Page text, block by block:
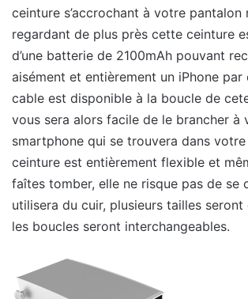
ceinture s’accrochant à votre pantalon
regardant de plus près cette ceinture
d’une batterie de 2100mAh pouvant
aisément et entièrement un iPhone par
cable est disponible à la boucle de
vous sera alors facile de le brancher à
smartphone qui se trouvera dans
ceinture est entièrement flexible et
faîtes tomber, elle ne risque pas de se
utilisera du cuir, plusieurs tailles
les boucles seront interchangeables.